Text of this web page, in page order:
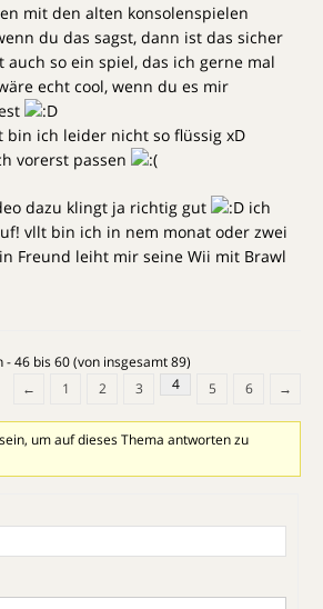
mit den alten konsolenspielen
du das sagst, dann ist das sicher
auch so ein spiel, das ich gerne mal
echt cool, wenn du es mir
bin ich leider nicht so flüssig xD
vorerst passen
dazu klingt ja richtig gut
ich
vllt bin ich in nem monat oder zwei
Freund leiht mir seine Wii mit Brawl
46 bis 60 (von insgesamt 89)
←
1 2 3 4 5 6 →
um auf dieses Thema antworten zu